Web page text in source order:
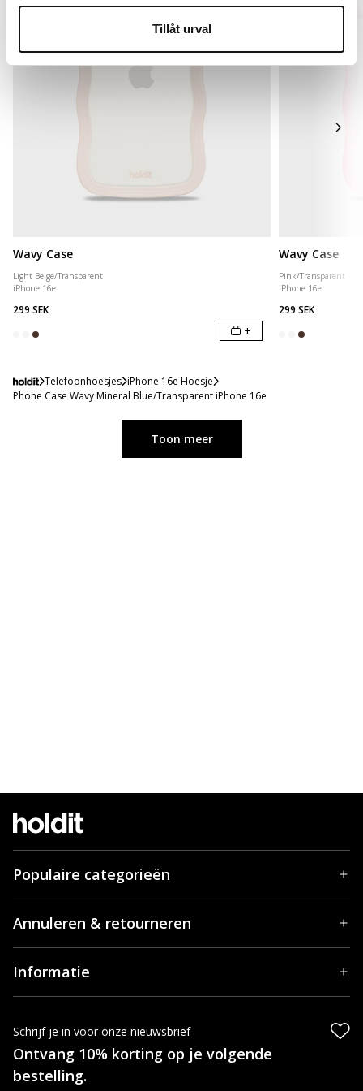
Tillåt urval
Wavy Case
Light Beige/Transparent
iPhone 16e
299 SEK
+
Wavy Case
Pink/Transparent
iPhone 16e
299 SEK
Telefoonhoesjes iPhone 16e Hoesje
Phone Case Wavy Mineral Blue/Transparent iPhone 16e
Toon meer
Populaire categorieën
Annuleren & retourneren
Informatie
Schrijf je in voor onze nieuwsbrief
Ontvang 10% korting op je volgende
bestelling.